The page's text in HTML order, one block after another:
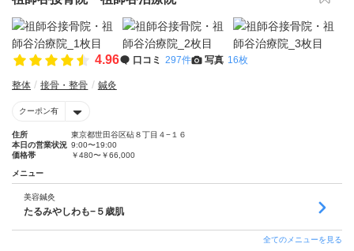
4.96 口コミ 297件 写真 16枚
整体 接骨・整骨 鍼灸
クーポン有
住所
東京都世田谷区砧８丁目４−１６
本日の営業状況 9:00〜19:00
価格帯
￥480〜￥66,000
メニュー
美容鍼灸
たるみやしわも−５歳肌
全てのメニューを見る